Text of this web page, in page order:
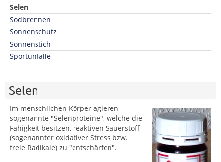
Selen
Sodbrennen
Sonnenschutz
Sonnenstich
Sportunfälle
Selen
Im menschlichen Körper agieren
sogenannte "Selenproteine", welche die
Fähigkeit besitzen, reaktiven Sauerstoff
(sogenannter oxidativer Stress bzw.
freie Radikale) zu "entschärfen".